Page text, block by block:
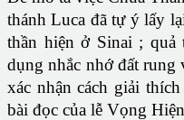
thánh Luca đã tự ý lấy
thần hiện ở Sinai ; quả
dụng nhắc nhớ đất
xác nhận cách giải
bài đọc của lễ Vọng